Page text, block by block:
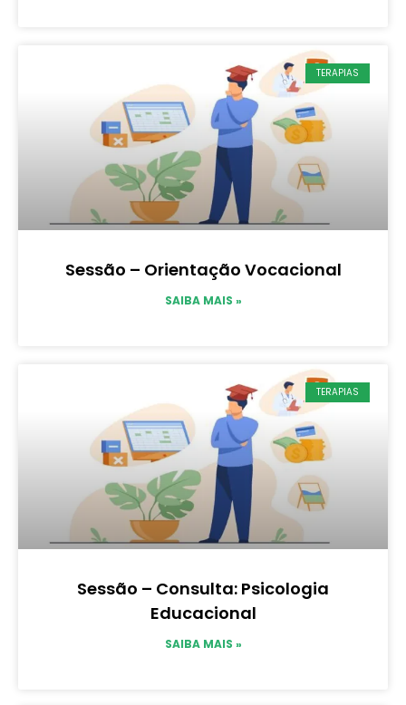
TERAPIAS
Sessão – Orientação Vocacional
SAIBA MAIS »
TERAPIAS
Sessão – Consulta: Psicologia
Educacional
SAIBA MAIS »